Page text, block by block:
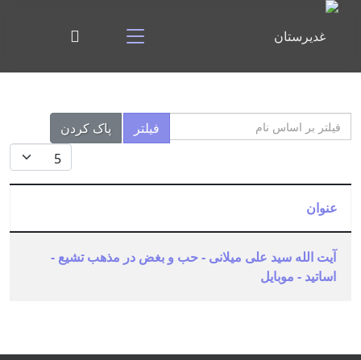
فیلتر بر اساس نام فیلتر
پاک کردن
نمایش #
مقالات
عنوان
آیت الله سید علی میلانی - حب و بغض در مذهب تشیع -
اساتید - موبایل